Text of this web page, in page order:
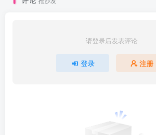
请登录后发表评论
登录 注册